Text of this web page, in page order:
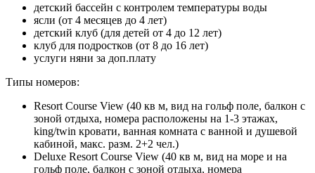
детский бассейн с контролем температуры воды
ясли (от 4 месяцев до 4 лет)
детский клуб (для детей от 4 до 12 лет)
клуб для подростков (от 8 до 16 лет)
услуги няни за доп.плату
Типы номеров:
Resort Course View (40 кв м, вид на гольф поле, балкон с
зоной отдыха, номера расположены на 1-3 этажах,
king/twin кровати, ванная комната с ванной и душевой
кабиной, макс. разм. 2+2 чел.)
Deluxe Resort Course View (40 кв м, вид на море и на
гольф поле, балкон с зоной отдыха, номера